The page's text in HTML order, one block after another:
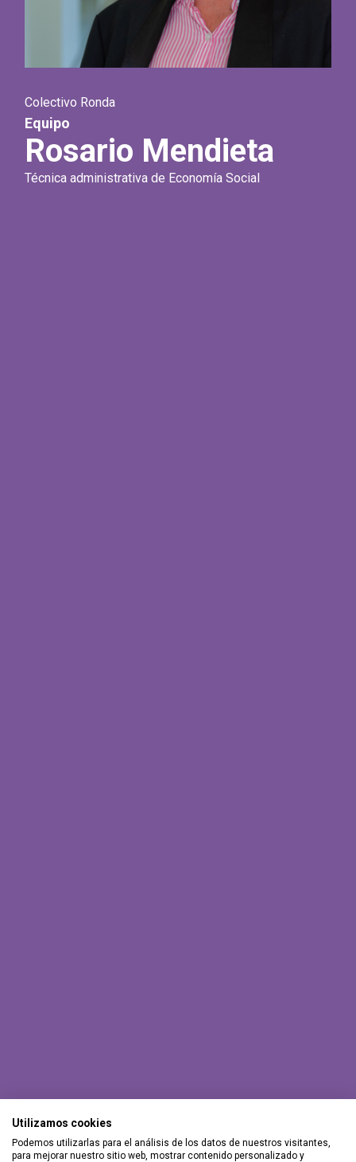
Colectivo Ronda
Equipo
Rosario Mendieta
Técnica administrativa de Economía Social
Utilizamos cookies
Podemos utilizarlas para el análisis de los datos de nuestros visitantes,
para mejorar nuestro sitio web, mostrar contenido personalizado y